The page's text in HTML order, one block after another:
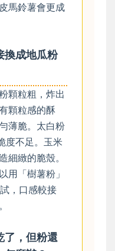
馬鈴薯會更成
換成地瓜粉
顆粒粗，炸出
顆粒感的酥
薄脆。太白粉
度不足。玉米
細緻的脆殼。
用「樹薯粉」
，口感較接
了，但粉還